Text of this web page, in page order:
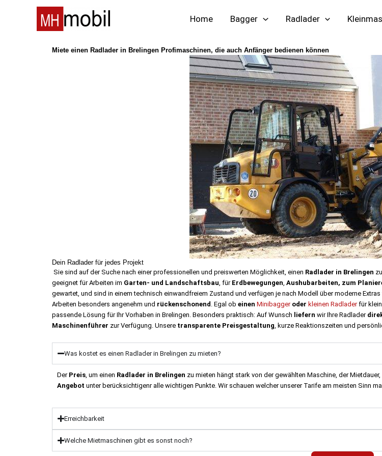
Home Bagger Radlader
Miete einen Radlader in Brelingen Profimaschinen, die auch Anfänger bedienen können
Dein Radlader für jedes Projekt
Sie sind auf der Suche nach einer professionellen und preiswerten Möglichkeit, einen Radlader in Brelingen
geeignet für Arbeiten im Garten- und Landschaftsbau, für Erdbewegungen, Aushubarbeiten, zum
gewartet, und sind in einem technisch einwandfreiem Zustand und verfügen je nach Modell über moderne Extras
Arbeiten besonders angenehm und rückenschonend . Egal ob einen Minibaggeroder kleinen Radladerfür
passende Lösung für Ihr Vorhaben in Brelingen. Besonders praktisch: Auf Wunsch liefern wir Ihre Radlader
Maschinenführer zur Verfügung. Unsere transparente Preisgestaltung, kurze Reaktionszeiten und
Was kostet es einen Radlader in Brelingen zu mieten?
DerPreis , um einen Radlader in Brelingen zu mieten hängt stark von der gewählten Maschine, der
Angebot unter berücksichtigenr alle wichtigen Punkte. Wir schauen welcher unserer Tarife am meisten Sinn
Erreichbarkeit
Welche Mietmaschinen gibt es sonst noch?